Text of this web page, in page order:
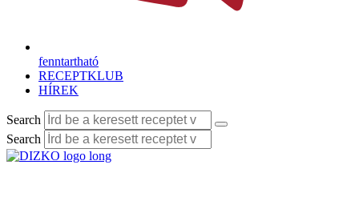
fenntartható
RECEPTKLUB
HÍREK
Search
Search